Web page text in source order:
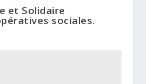
et Solidaire
sociales.